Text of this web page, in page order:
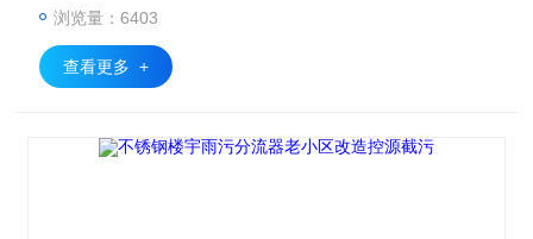
浏览量：6403
查看更多 +